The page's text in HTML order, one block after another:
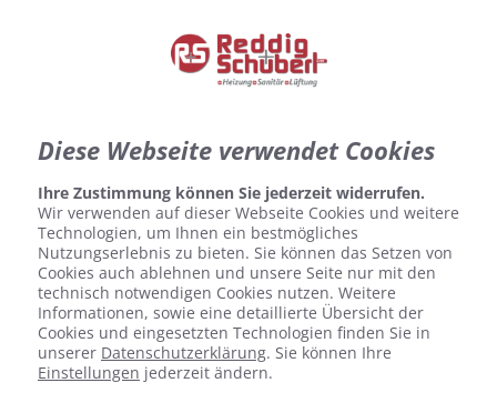
Anspruchsvolle Anlagen – ein
Spezialist
Diese Webseite verwendet Cookies
Ihre Zustimmung können Sie jederzeit widerrufen.
Wir verwenden auf dieser Webseite Cookies und weitere
Technologien, um Ihnen ein bestmögliches
Nutzungserlebnis zu bieten. Sie können das Setzen von
Cookies auch ablehnen und unsere Seite nur mit den
technisch notwendigen Cookies nutzen. Weitere
Informationen, sowie eine detaillierte Übersicht der
Cookies und eingesetzten Technologien finden Sie in
unserer Datenschutzerklärung. Sie können Ihre
Einstellungen jederzeit ändern.